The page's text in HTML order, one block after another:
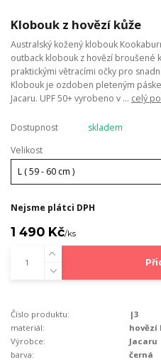
Klobouk z hovězí kůže
Australský kožený klobouk
outback klobouk z hovězí broušené
praktickými větracími očky pro
Klobouk je ozdoben pleteným
Jacaru. UPF 50+ vyrobeno v ... celý
Dostupnost
skladem
Velikost
Nejsme plátci DPH
1 490 Kč/ks
Číslo produktu:
|3
materiál:
hovězí
Výrobce:
Jacaru
barva:
černá